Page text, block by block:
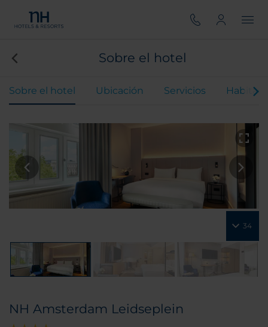
Sobre el hotel
Sobre el hotel Ubicación Servicios
34
NH Amsterdam Leidseplein